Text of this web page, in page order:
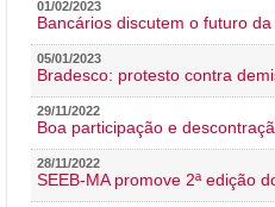
01/02/2023
Bancários discutem o futuro
05/01/2023
Bradesco: protesto contra
29/11/2022
Boa participação e
28/11/2022
SEEB-MA promove 2ª edição